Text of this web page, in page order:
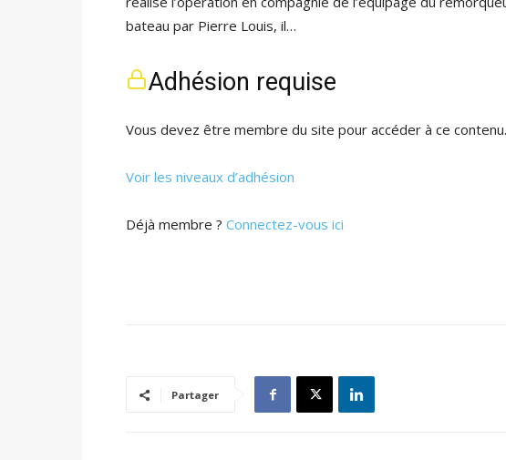
bateau par Pierre Louis, il…
Adhésion requise
Vous devez être membre du site pour accéder à ce contenu.
Voir les niveaux d’adhésion
Déjà membre ? Connectez-vous ici
Partager